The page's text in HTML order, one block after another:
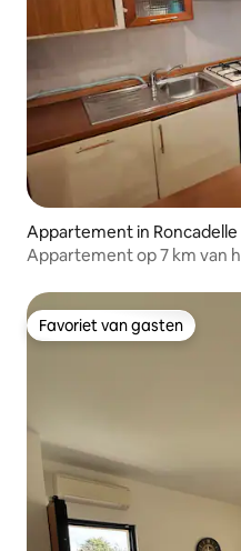
Appartement in Roncadelle
Appartement op 7 km van
Favoriet van gasten
Favoriet van gasten